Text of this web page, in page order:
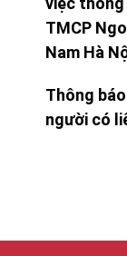
TMCP
Nam Hà
Thông
người có